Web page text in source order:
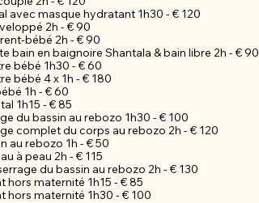
avec masque hydratant 1h30 - € 120
2h - € 90
bébé 2h - € 90
bain en baignoire Shantala & bain libre 2h - € 90
bébé 1h30 - € 60
bébé 4 x 1h - € 180
1h - € 60
1h15 - € 85
du bassin au rebozo 1h30 - € 100
complet du corps au rebozo 2h - € 120
au rebozo 1h - € 50
à peau 2h - € 115
du bassin au rebozo 2h - € 130
hors maternité 1h15 - € 85
hors maternité 1h30 - € 100